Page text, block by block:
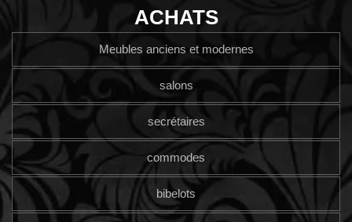
ACHATS
Meubles anciens et modernes
salons
secrétaires
commodes
bibelots